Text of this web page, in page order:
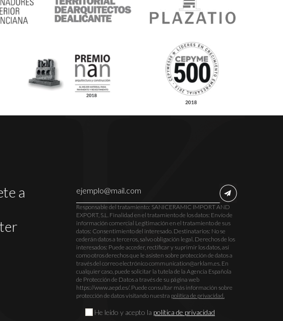
a
Responsable del tratamiento: SANICERAMIC IMPORT AND
EXPORT, S.L. Finalidad en el tratamiento de los datos: Envío de
información comercial Legitimación en el tratamiento de sus
datos: Consentimiento del interesado. Destinatarios: No se
cederán datos a terceros, salvo obligación legal. Derechos de los
interesados: Puede acceder, rectificar y suprimir los datos, así
como otros derechos que le asisten sobre protección de datos a
través del correo electrónico communication@arklam.es. En
cualquier caso, puede solicitar la tutela de la Agencia Española
de Protección de Datos a través de su página web
https://www.aepd.es/. Puede consultar más información sobre
protección de datos visitando nuestra política de privacidad.
He leído y acepto la política de privacidad